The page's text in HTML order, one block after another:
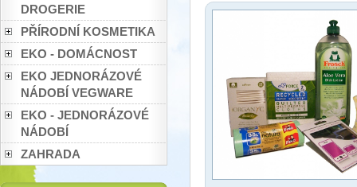
DROGERIE
PŘÍRODNÍ KOSMETIKA
EKO - DOMÁCNOST
EKO JEDNORÁZOVÉ
NÁDOBÍ VEGWARE
EKO - JEDNORÁZOVÉ
NÁDOBÍ
ZAHRADA